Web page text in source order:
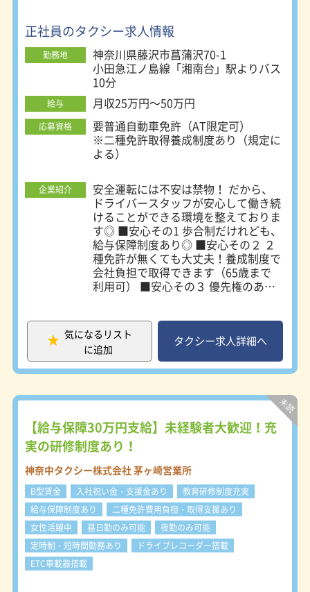
平塚営業所：〒254-0076 平塚市新町
62-7 二宮営業所：〒259-0123 中郡二
宮町二宮1314 秦野営業所：〒257-
0031 秦野市曽屋993-6 伊勢原営業
所：〒259-1141 伊勢原市上粕屋519-
1 厚木営業所：〒243-0213 厚木市飯
山南2-2-10 座間営業所：〒252-0003
座間市ひばりが丘5-24-3 大野営業
所：〒252-0303 相模原市南区相模大
野1-25-28 相模原営業所：〒252-
第一営業所：〒195-0062 町田市大蔵
町211-1 町田第二営業所：〒194-
0004 町田市鶴間8-20-23
正社員のタクシー求人情報
勤務地
神奈川県藤沢市菖蒲沢70-1
小田急江ノ島線「湘南台」駅よりバス
10分
給与 月収25万円～50万円
応募資格
要普通自動車免許（AT限定可）
※二種免許取得養成制度あり（規定に
よる）
企業紹介
安全運転には不安は禁物！ だから、
ドライバースタッフが安心して働き続
けることができる環境を整えておりま
す◎ ■安心その1 歩合制だけれども、
給与保障制度あり◎ ■安心その２ ２
種免許が無くても大丈夫！養成制度で
会社負担で取得できます（65歳まで
利用可） ■安心その３ 優先権のある
■安心その４ 東証プライム上場グル
ープという盤石な経営基盤◎ ■安心
その５ 防犯システムはしっかり装備
◎ などなど、不安とは無縁。 安心し
ー会社です。 自分の働きが給与に反
月収50万円も自分次第！ぜひチャレ
ンジしてください。 【神奈川に13拠
点、東京に2拠点】 ※好きな営業所を
選べます！ 横浜営業所：〒241-0012
横浜市旭区西川島町10-1 戸塚営業
所：〒245-0053 横浜市戸塚区上矢部
町2208-5 藤沢第一営業所：〒252-
0816 藤沢市遠藤2005-13 藤沢第二営
業所：〒252-0823 藤沢市菖蒲沢70-1
茅ヶ崎営業所：〒253-0082 茅ヶ崎市
気になるリスト
に追加
タクシー求人詳細へ
【給与保障30万円支給】未経験者大歓迎！充
実の研修制度あり！
神奈中タクシー株式会社 茅ヶ崎営業所
B型賃金 入社祝い金・支援金あり
教育研修制度充実
給与保障制度あり
二種免許費用負担・取得支援あり
女性活躍中
昼日勤のみ可能
夜勤のみ可能
定時制・短時間勤務あり
ドライブレコーダー搭載
ETC車載器搭載